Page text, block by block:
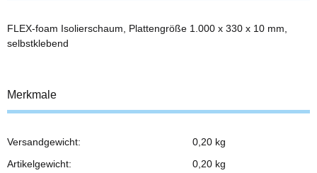
FLEX-foam Isolierschaum, Plattengröße 1.000 x 330 x 10 mm,
selbstklebend
Merkmale
Produkteigenschaft
Wert
Versandgewicht:
0,20 kg
Artikelgewicht:
0,20 kg